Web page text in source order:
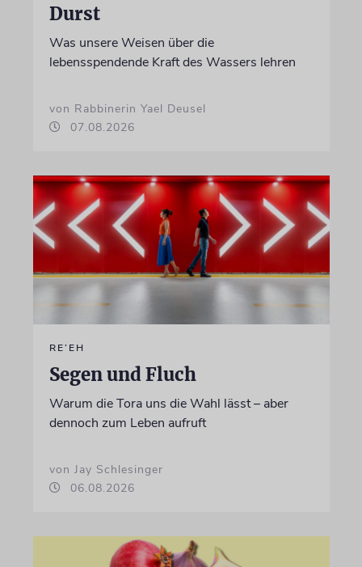
Durst
Was unsere Weisen über die
lebensspendende Kraft des Wassers lehren
von Rabbinerin Yael Deusel
07.08.2026
RE’EH
Segen und Fluch
Warum die Tora uns die Wahl lässt – aber
dennoch zum Leben aufruft
von Jay Schlesinger
06.08.2026